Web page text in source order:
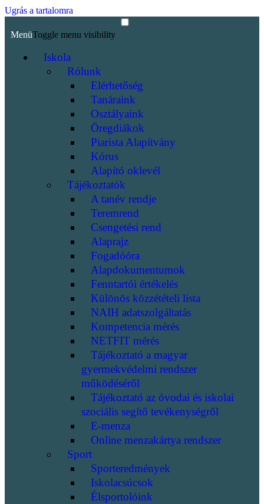
Ugrás a tartalomra
MenüToggle menu visibility
Iskola
Rólunk
Elérhetőség
Tanáraink
Osztályaink
Öregdiákok
Piarista Alapítvány
Kórus
Alapító oklevél
Tájékoztatók
A tanév rendje
Teremrend
Csengetési rend
Alaprajz
Fogadóóra
Alapdokumentumok
Fenntartói értékelés
Különös közzétételi lista
NAIH adatszolgáltatás
Kompetencia mérés
NETFIT mérés
Tájékoztató a magyar
gyermekvédelmi rendszer
működéséről
Tájékoztató az óvodai és iskolai
szociális segítő tevékenységről
E-menza
Online menzakártya rendszer
Sport
Sporteredmények
Iskolacsúcsok
Élsportolóink